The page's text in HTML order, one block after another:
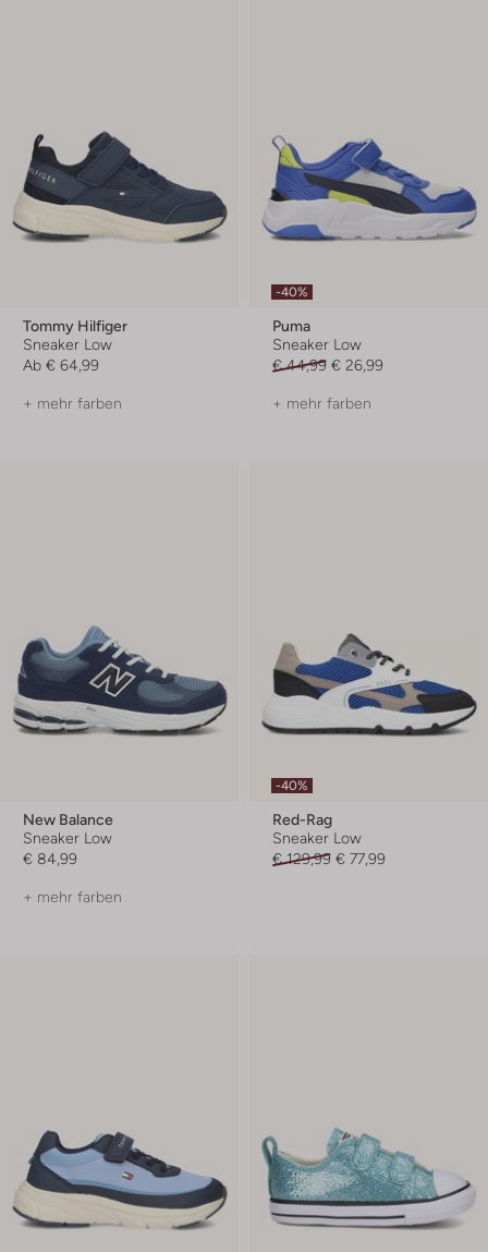
Tommy Hilfiger
Sneaker Low
Ab € 64,99
+ mehr farben
-40%
Puma
Sneaker Low
€ 44,99 € 26,99
+ mehr farben
New Balance
Sneaker Low
€ 84,99
+ mehr farben
-40%
Red-Rag
Sneaker Low
€ 129,99 € 77,99